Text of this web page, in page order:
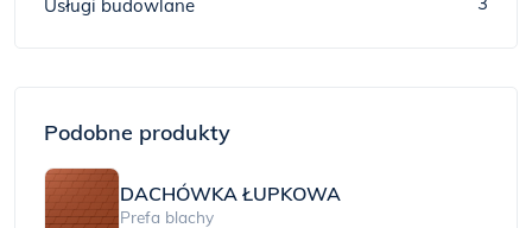
Usługi budowlane
Podobne produkty
DACHÓWKA ŁUPKOWA
Prefa blachy